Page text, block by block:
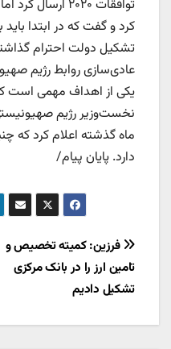
توافقات ۲۰۲۰
کرد و گفت که در ابتدا
تشکیل دولت احترام
عادی‌سازی روابط رژیم
یکی از اهداف مهمی است که
نخست‌وزیر رژیم
ماه گذشته اعلام کرد که
دارد. پایان پیام/
راهبری
نوشته
فرزین: کمیته تخصیص و
تامین ارز را در بانک مرکزی
تشکیل دادیم